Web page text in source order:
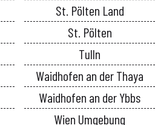
St. Pölten Land
St. Pölten
Tulln
Waidhofen an der Thaya
Waidhofen an der Ybbs
Wien Umgebung